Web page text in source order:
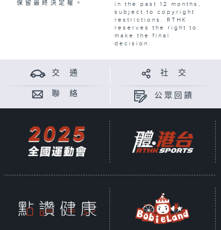
保留最終決定權。
in the past 12 months,
subject to copyright
restrictions. RTHK
reserves the right to
make the final
decision.
交 通 社 交
聯 絡 公眾回饋